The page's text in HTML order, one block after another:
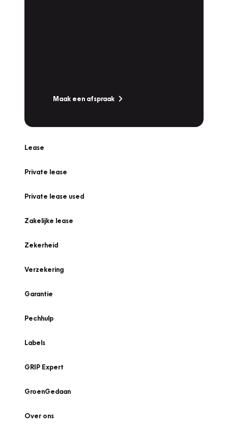
Maak een afspraak
Lease
Private lease
Private lease used
Zakelijke lease
Zekerheid
Verzekering
Garantie
Pechhulp
Labels
GRIP Expert
GroenGedaan
Over ons